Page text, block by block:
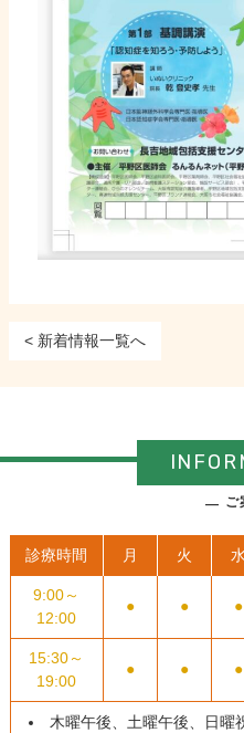
< 新着情報一覧へ
ご
診療時間 月 火
9:00～
12:00
● ● ●
15:30～
19:00
● ● ●
木曜午後、土曜午後、日曜